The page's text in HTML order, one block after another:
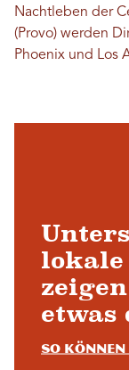
Nachtleben der
(Provo) werden
Phoenix und Los
lokale
etwas
So